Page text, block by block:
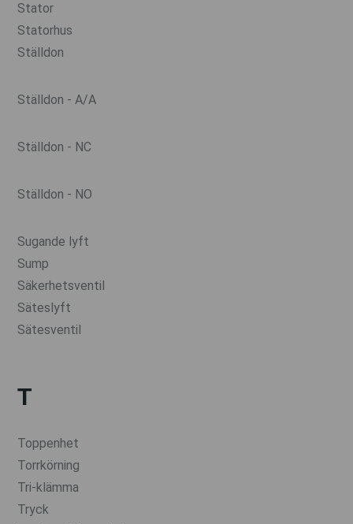
Stator
Statorhus
Ställdon
Ställdon - A/A
Ställdon - NC
Ställdon - NO
Sugande lyft
Sump
Säkerhetsventil
Säteslyft
Sätesventil
T
Toppenhet
Torrkörning
Tri-klämma
Tryck